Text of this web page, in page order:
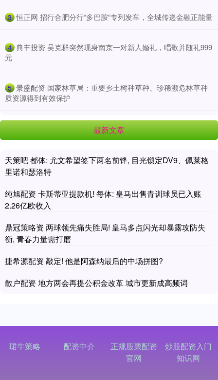
3 ​恒正网 招行合肥分行“多巴胺”专列发车，全城传递金融正能量
4 ​典丰投资 吴克群突然现身南京一对新人婚礼，唱歌并随礼999
元
5 ​景盛配资 国家林草局：重要乡土树种草种、珍稀濒危林草种
质资源得到有效保护
最新文章
天策吧 都体: 尤文希望签下两名前锋, 目光锁定DV9、佩莱格
里诺和瑟洛特
纯旭配资 卡斯蒂亚提款机! 每体: 皇马出售青训球员已入账
2.26亿欧收入
鼎冠策略资 两球领先痛失胜局! 皇马多点闪光却暴露攻防失
衡, 青春力量需打磨
捷希源配资 敲定! 他是阿森纳最后的中场拼图?
散户配资 地方两会再提公积金改革 城市更新成高频词
珺牛策略 配资中介
正规股票配资
官网
炒股配资入门
知识网